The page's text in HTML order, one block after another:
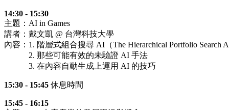
14:30 - 15:30
主題：AI in Games
講者：戴文凱 @ 台灣科技大學
內容：1. 階層式組合搜尋 AI（The Hierarchical Portfolio Search
2. 那些可能有效的未驗證 AI 手法
3. 在內容自動生成上運用 AI 的技巧
15:30 - 15:45 休息時間
15:45 - 16:15